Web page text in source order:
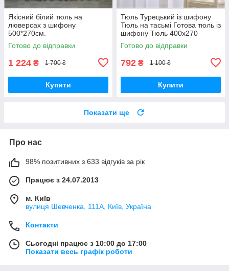
Якісний білий тюль на
люверсах з шифону
500*270см.
Готово до відправки
1 224 ₴ 1 700 ₴
Купити
Тюль Турецький із шифону
Тюль на тасьмі Готова тюль із
шифону Тюль 400x270
Гардина із шифону Білий
тюль
Готово до відправки
792 ₴ 1 100 ₴
Купити
Показати ще
Про нас
98% позитивних з 633 відгуків за рік
Працює з 24.07.2013
м. Київ
вулиця Шевченка, 111A, Київ, Україна
Контакти
Сьогодні працює з 10:00 до 17:00
Показати весь графік роботи